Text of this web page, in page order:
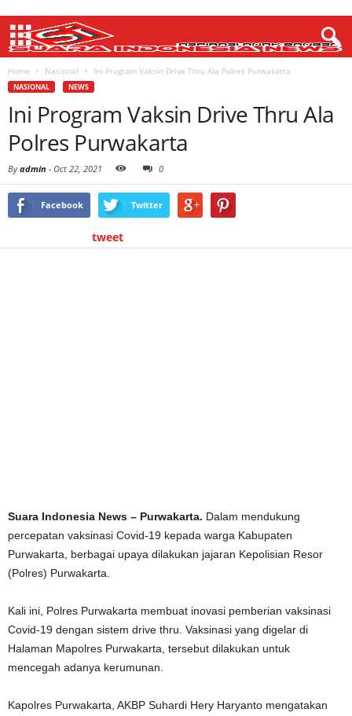
Home Nasional Ini Program Vaksin Drive Thru Ala Polres Purwakarta
NASIONAL NEWS
Ini Program Vaksin Drive Thru Ala
Polres Purwakarta
Byadmin - Oct 22, 2021 0
Facebook Twitter
tweet
Suara Indonesia News – Purwakarta. Dalam mendukung
percepatan vaksinasi Covid-19 kepada warga Kabupaten
Purwakarta, berbagai upaya dilakukan jajaran Kepolisian Resor
(Polres) Purwakarta.
Kali ini, Polres Purwakarta membuat inovasi pemberian vaksinasi
Covid-19 dengan sistem drive thru. Vaksinasi yang digelar di
Halaman Mapolres Purwakarta, tersebut dilakukan untuk
mencegah adanya kerumunan.
Kapolres Purwakarta, AKBP Suhardi Hery Haryanto mengatakan